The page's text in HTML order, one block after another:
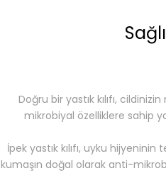
Doğru bir yastık kılıfı,
mikrobiyal özelliklere sahip
İpek yastık kılıfı, uyku
kumaşın doğal olarak anti-